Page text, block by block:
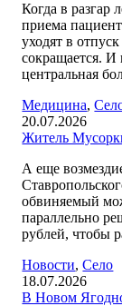
Когда в разгар
приема
уходят в
сокращается. И
центральная
Медицина,
20.07.2026
Житель
А еще
обвиняемый
параллельно
рублей, чтобы
Новости,Село
18.07.2026
В Новом